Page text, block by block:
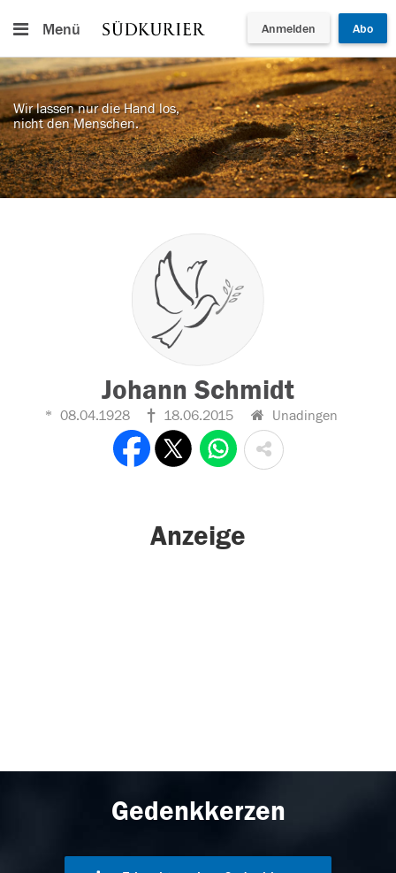
Menü Anmelden Abo
Wir lassen nur die Hand los,
nicht den Menschen.
Johann Schmidt
08.04.1928 18.06.2015 Unadingen
Anzeige
Gedenkkerzen